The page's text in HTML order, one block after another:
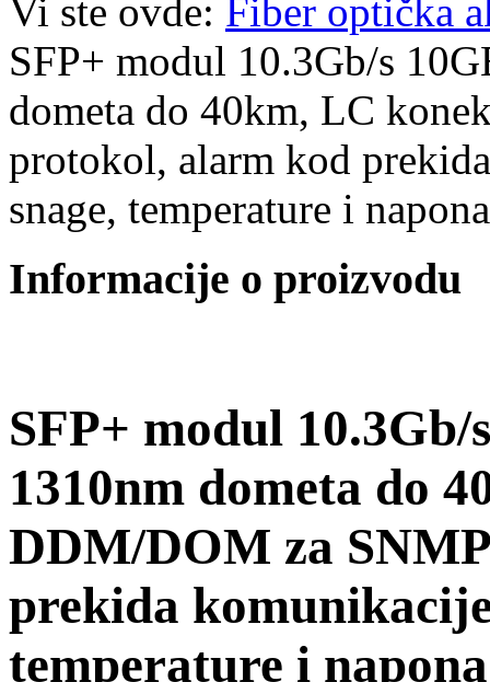
Vi ste ovde: Fiber optička
SFP+ modul 10.3Gb/s
dometa do 40km, LC
protokol, alarm kod
snage, temperature i
Informacije o proizvodu
SFP+ modul 10.3Gb/
1310nm dometa do
DDM/DOM za
prekida
temperature i